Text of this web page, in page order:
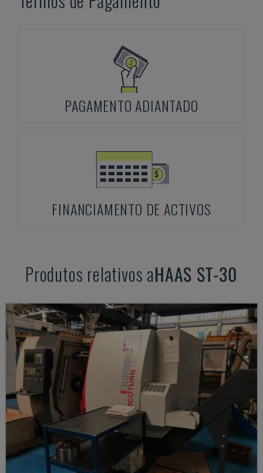
PAGAMENTO ADIANTADO
FINANCIAMENTO DE ACTIVOS
Produtos relativos aHAAS ST-30